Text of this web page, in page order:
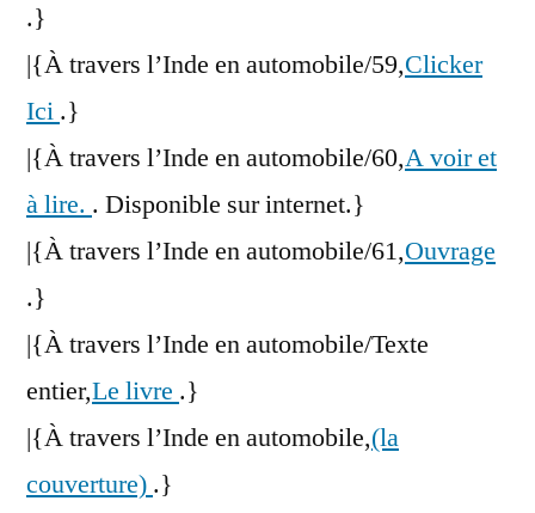
.}
|{À travers l’Inde en automobile/59,Clicker
Ici .}
|{À travers l’Inde en automobile/60,A voir et
à lire. . Disponible sur internet.}
|{À travers l’Inde en automobile/61,Ouvrage
.}
|{À travers l’Inde en automobile/Texte
entier,Le livre .}
|{À travers l’Inde en automobile,(la
couverture) .}